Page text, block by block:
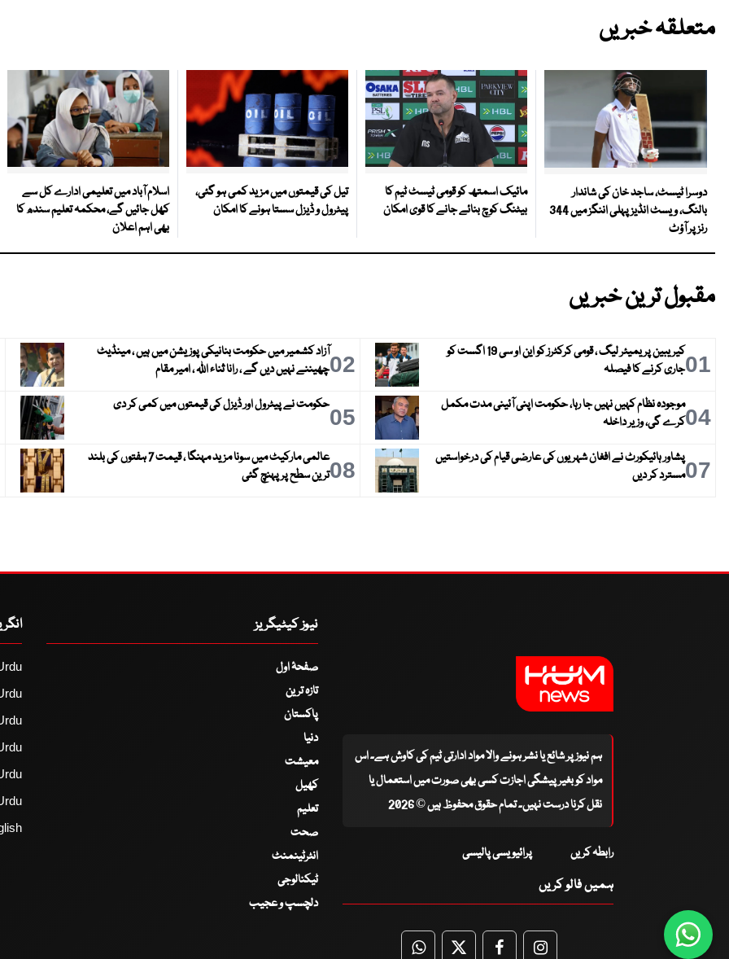
متعلقہ خبریں
دوسرا ٹیسٹ، ساجد خان کی شاندار
بالنگ، ویسٹ انڈیز پہلی اننگز میں 344
رنز پر آؤٹ
مائیک اسمتھ کو قومی ٹیسٹ ٹیم کا
بیٹنگ کوچ بنائے جانے کا قوی امکان
تیل کی قیمتوں میں مزید کمی ہو گئی،
پیٹرول و ڈیزل سستا ہونے کا امکان
اسلام آباد میں تعلیمی ادارے کل سے
کھل جائیں گے، محکمہ تعلیم سندھ کا
بھی اہم اعلان
مقبول ترین خبریں
01
کیریبین پریمیئر لیگ ، قومی کرکٹرز کو این او سی 19 اگست کو
جاری کرنے کا فیصلہ
02آزاد کشمیر میں حکومت بنانیکی پوزیشن میں ہیں ، مینڈیٹ
چھیننے نہیں دیں گے ، رانا ثناء اللہ ، امیر مقام
04موجودہ نظام کہیں نہیں جا رہا، حکومت اپنی آئینی مدت مکمل
کرے گی، وزیر داخلہ
05حکومت نے پیٹرول اور ڈیزل کی قیمتوں میں کمی کر دی
07پشاور ہائیکورٹ نے افغان شہریوں کی عارضی قیام کی درخواستیں
مسترد کر دیں
08
عالمی مارکیٹ میں سونا مزید مہنگا ، قیمت 7 ہفتوں کی بلند
ترین سطح پر پہنچ گئی
ہم نیوز پر شائع یا نشر ہونے والا مواد ادارتی ٹیم کی کاوش ہے۔ اس
مواد کو بغیر پیشگی اجازت کسی بھی صورت میں استعمال یا
نقل کرنا درست نہیں۔ تمام حقوق محفوظ ہیں © 2026
رابطہ کریں پرائیویسی پالیسی
ہمیں فالو کریں
نیوز کیٹیگریز
صفحۂ اول
تازہ ترین
پاکستان
دنیا
معیشت
کھیل
تعلیم
صحت
انٹرٹینمنٹ
ٹیکنالوجی
دلچسپ و عجیب